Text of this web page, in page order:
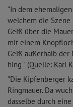
"In dem
welchem die
Geiß über die
mit einem
Geiß außerhalb der
hing " (Quelle: Karl
"Die Kipfenberger
Ringmauer. Da
dasselbe durch